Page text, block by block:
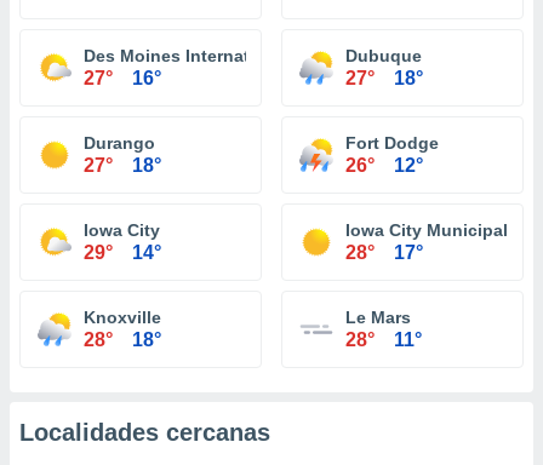
Des Moines International Airport
27° 16°
Dubuque
27° 18°
Durango
27° 18°
Fort Dodge
26° 12°
Iowa City
29° 14°
Iowa City Municipal
28° 17°
Knoxville
28° 18°
Le Mars
28° 11°
Localidades cercanas